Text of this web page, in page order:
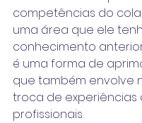
competências do
uma área que ele
conhecimento
é uma forma de
que também envolve
troca de experiências
profissionais.